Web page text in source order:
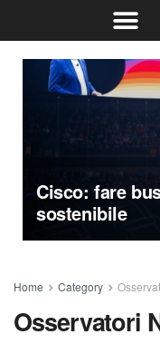
Cisco: fare
sostenibile
Home Category
Osservatori